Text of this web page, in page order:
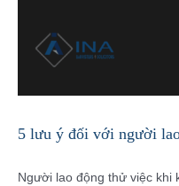
5 lưu ý đối với người
Người lao động thử việc khi